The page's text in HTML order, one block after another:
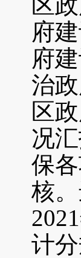
府
府
治
区
况
保
核
计